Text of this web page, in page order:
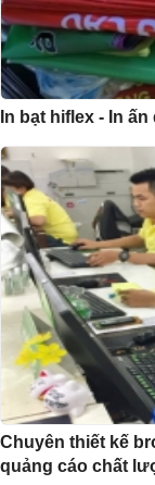
In bạt hiflex - In
Chuyên thiết kế
quảng cáo chất